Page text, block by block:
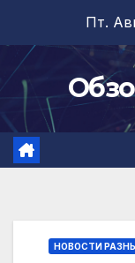
содержимому
Пт.
НОВОСТИ